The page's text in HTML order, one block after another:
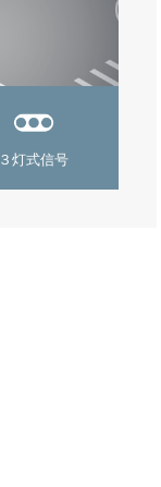
３灯式信号